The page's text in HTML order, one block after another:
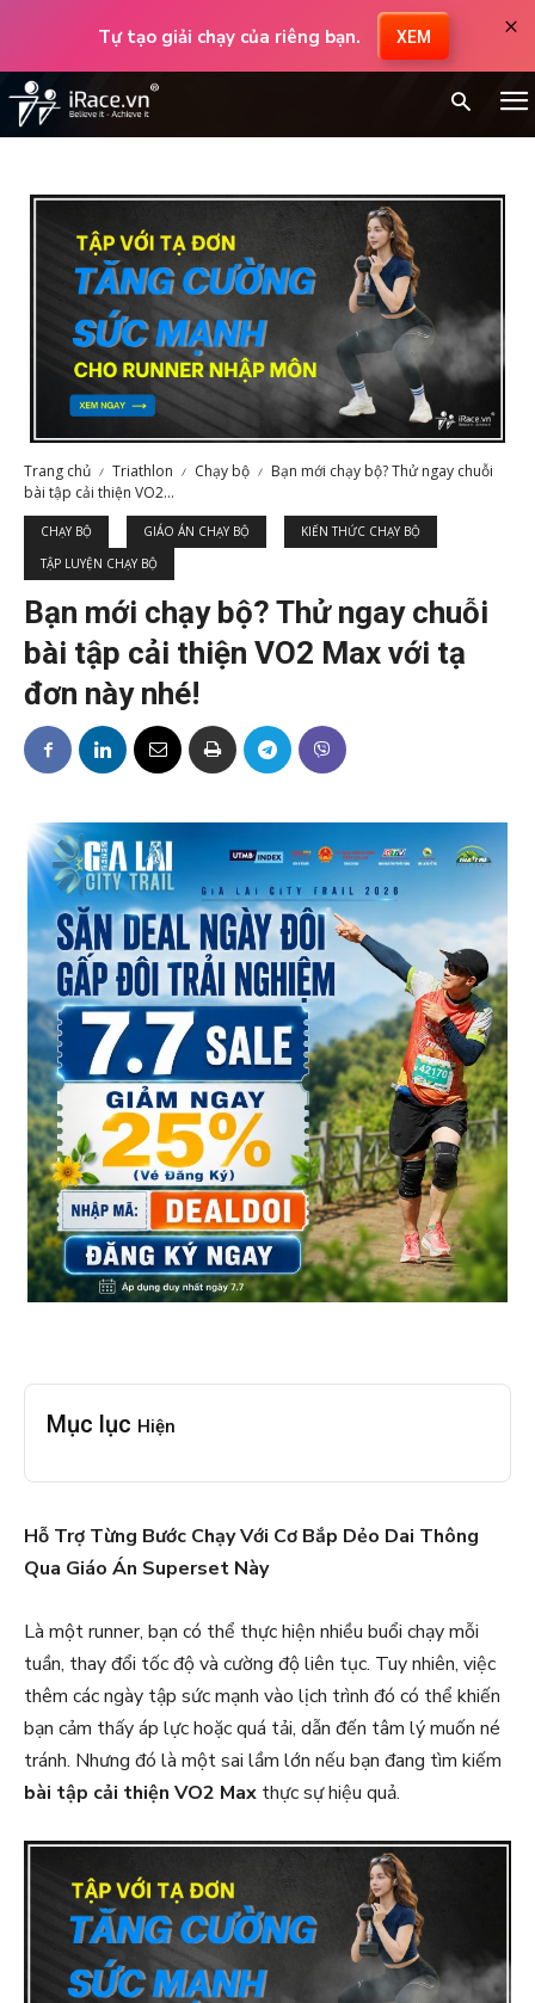
Tự tạo giải chạy của riêng bạn. XEM ×
Trang chủ Triathlon Chạy bộ
Bạn mới chạy bộ? Thử ngay chuỗi
bài tập cải thiện VO2...
CHẠY BỘ GIÁO ÁN CHẠY BỘ
KIẾN THỨC CHẠY BỘ
TẬP LUYỆN CHẠY BỘ
Bạn mới chạy bộ? Thử ngay chuỗi
bài tập cải thiện VO2 Max với tạ
đơn này nhé!
Mục lục Hiện
Hỗ Trợ Từng Bước Chạy Với Cơ Bắp Dẻo Dai Thông
Qua Giáo Án Superset Này
Là một runner, bạn có thể thực hiện nhiều buổi chạy mỗi
tuần, thay đổi tốc độ và cường độ liên tục. Tuy nhiên, việc
thêm các ngày tập sức mạnh vào lịch trình đó có thể khiến
bạn cảm thấy áp lực hoặc quá tải, dẫn đến tâm lý muốn né
tránh. Nhưng đó là một sai lầm lớn nếu bạn đang tìm kiếm
bài tập cải thiện VO2 Max thực sự hiệu quả.